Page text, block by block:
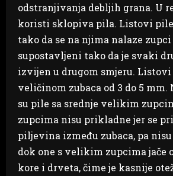
odstranjivanja debljih grana. U
koristi sklopiva pila. Listovi
tako da se na njima nalaze
supostavljeni tako da je svaki
izvijen u drugom smjeru. Listovi
veličinom zubaca od 3 do 5
su pile sa srednje velikim
zupcima nisu prikladne jer se
piljevina između zubaca, pa
dok one s velikim zupcima jače
kore i drveta, čime je kasnije